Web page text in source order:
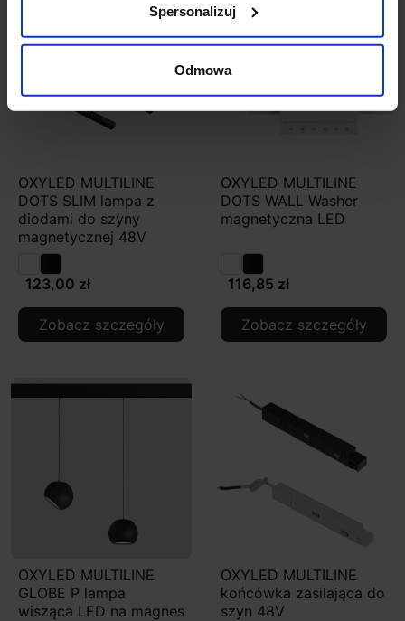
Spersonalizuj
Odmowa
OXYLED MULTILINE
DOTS SLIM lampa z
diodami do szyny
magnetycznej 48V
123,00 zł
Zobacz szczegóły
OXYLED MULTILINE
DOTS WALL Washer
magnetyczna LED
116,85 zł
Zobacz szczegóły
OXYLED MULTILINE
GLOBE P lampa
wisząca LED na magnes
OXYLED MULTILINE
końcówka zasilająca do
szyn 48V